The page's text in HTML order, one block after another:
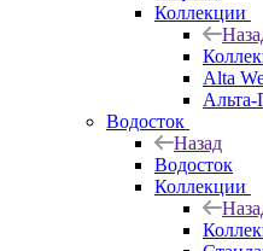
Коллекции
Alta
Водосток
Назад
Водосток
Коллекции